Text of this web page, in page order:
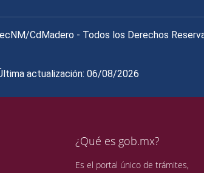
CdMadero - Todos los Derechos
actualización: 06/08/2026
¿Qué es gob.mx?
Es el portal único de trámites,